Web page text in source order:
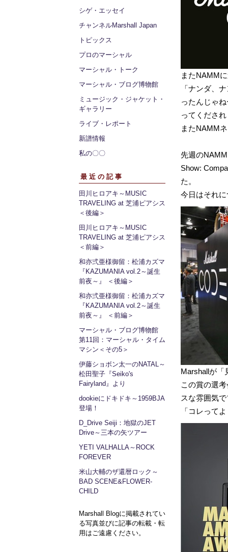
シゲ・エッセイ
チャンネルMarshall Japan
トピックス
プロのマーシャル
マーシャル・トーク
マーシャル・ブログ博物館
ミュージック・ジャケット・
ギャラリー
ライブ・レポート
新譜情報
私の〇〇
最近の記事
田川ヒロアキ～MUSIC
TRAVELING at 芝浦ピアシス
＜後編＞
田川ヒロアキ～MUSIC
TRAVELING at 芝浦ピアシス
＜前編＞
和亦弍亜様御留：松浦カズマ
『KAZUMANIA vol.2～誕生
前夜～』 ＜後編＞
和亦弍亜様御留：松浦カズマ
『KAZUMANIA vol.2～誕生
前夜～』 ＜前編＞
マーシャル・ブログ博物館
第11回：マーシャル・タイム
マシン＜その5＞
伊藤ショボン太一のNATAL～
松田聖子『Seiko's
Fairyland』より
dookieにドキドキ～1959BJA
登場！
D_Drive Seiji：地獄のJET
Drive～三本の矢ツアー
YETI VALHALLA～ROCK
FOREVER
米山大輔のザ還暦ロック～
BAD SCENE&FLOWER-
CHILD
Marshall Blogに掲載されてい
る写真並びに記事の転載・転
用はご遠慮ください。
またNAMM
「ナンダ、
ったんじゃ
ってくださ
またNAMM
先週の
Show:
た。
今日はそれ
Marshallが「
この賞の選
スな雰囲気
「コレって